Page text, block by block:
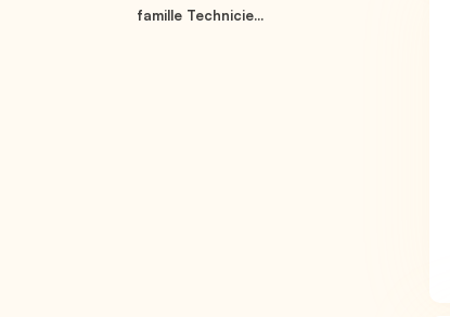
famille Technicie...